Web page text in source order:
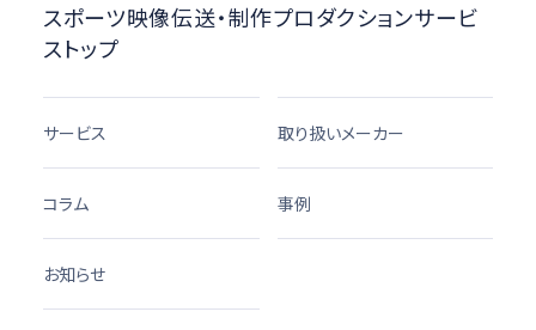
スポーツ映像伝送・制作プロダクションサービ
ストップ
サービス 取り扱いメーカー
コラム 事例
お知らせ